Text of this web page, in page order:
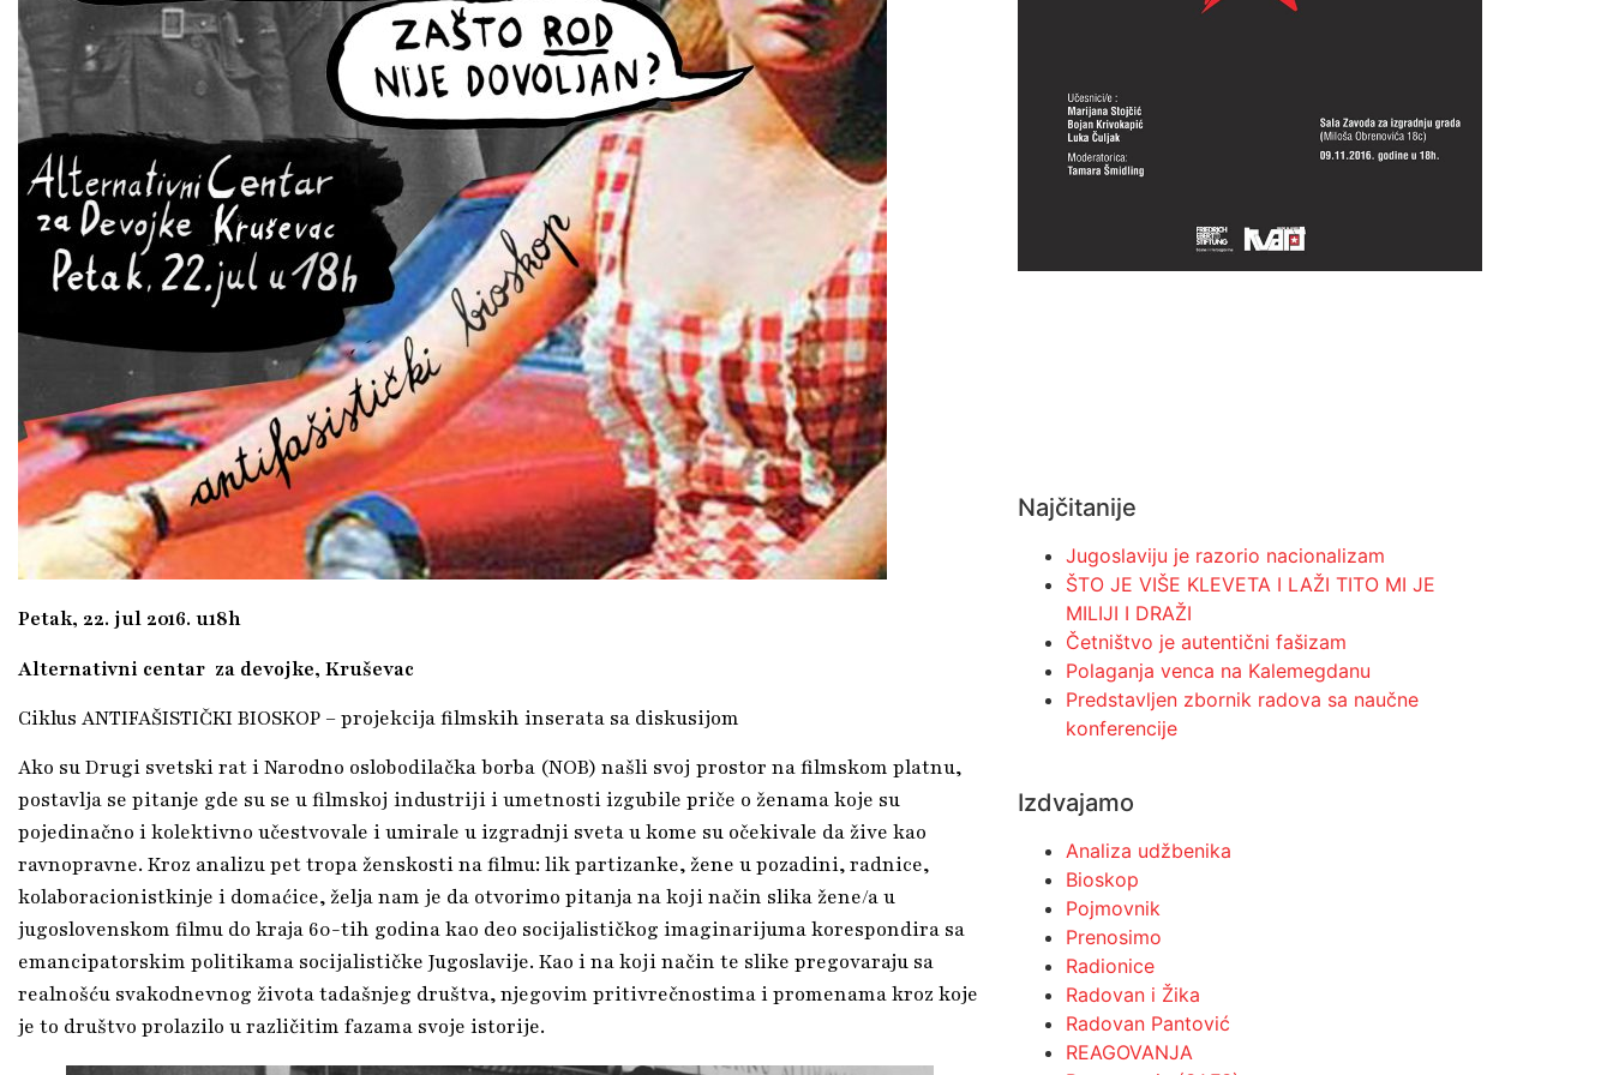
Petak, 22. jul 2016. u18h
Alternativni centar za devojke, Kruševac
Ciklus ANTIFAŠISTIČKI BIOSKOP – projekcija filmskih inserata sa diskusijom
Ako su Drugi svetski rat i Narodno oslobodilačka borba (NOB) našli svoj prostor na filmskom platnu,
postavlja se pitanje gde su se u filmskoj industriji i umetnosti izgubile priče o ženama koje su
pojedinačno i kolektivno učestvovale i umirale u izgradnji sveta u kome su očekivale da žive kao
ravnopravne. Kroz analizu pet tropa ženskosti na filmu: lik partizanke, žene u pozadini, radnice,
kolaboracionistkinje i domaćice, želja nam je da otvorimo pitanja na koji način slika žene/a u
jugoslovenskom filmu do kraja 60-tih godina kao deo socijalističkog imaginarijuma korespondira sa
emancipatorskim politikama socijalističke Jugoslavije. Kao i na koji način te slike pregovaraju sa
realnošću svakodnevnog života tadašnjeg društva, njegovim pritivrečnostima i promenama kroz koje
je to društvo prolazilo u različitim fazama svoje istorije.
Najčitanije
Jugoslaviju je razorio nacionalizam
ŠTO JE VIŠE KLEVETA I LAŽI TITO MI JE
MILIJI I DRAŽI
Četništvo je autentični fašizam
Polaganja venca na Kalemegdanu
Predstavljen zbornik radova sa naučne
konferencije
Izdvajamo
Analiza udžbenika
Bioskop
Pojmovnik
Prenosimo
Radionice
Radovan i Žika
Radovan Pantović
REAGOVANJA